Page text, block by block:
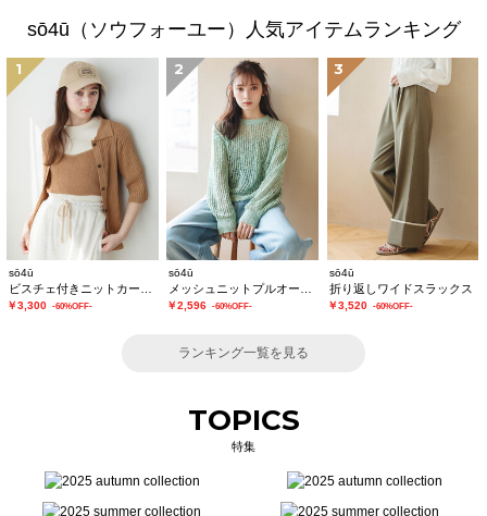
sō4ū（ソウフォーユー）人気アイテムランキング
1
sō4ū
￥3,300 -60%OFF-
2
sō4ū
￥2,596 -60%OFF-
3
sō4ū
折り返しワイドスラックス
￥3,520 -60%OFF-
ランキング一覧を見る
TOPICS
特集